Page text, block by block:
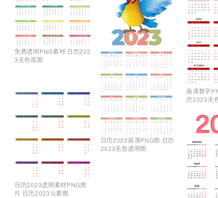
免费透明PNG素材 日历202
3无色底图
日历2023透明素材PNG图
片 日历2023元素图
日历2023高清PNG图 日历
2023无色透明图
高清数字
历2023无